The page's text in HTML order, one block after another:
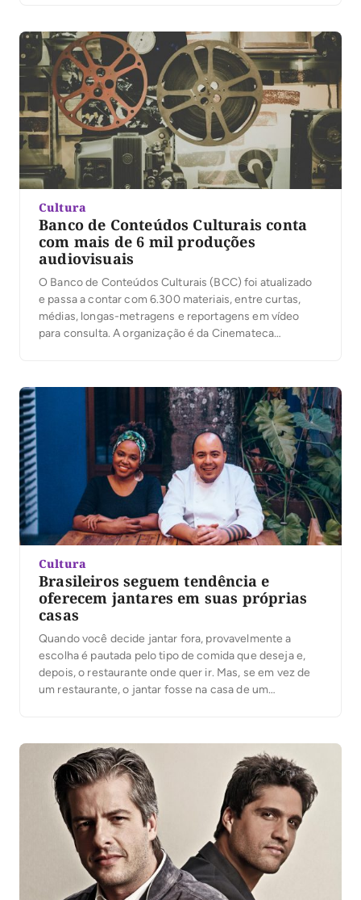
Branco. O evento acontecerá de 05 a […]
Cultura
Banco de Conteúdos Culturais conta
com mais de 6 mil produções
audiovisuais
O Banco de Conteúdos Culturais (BCC) foi atualizado
e passa a contar com 6.300 materiais, entre curtas,
médias, longas-metragens e reportagens em vídeo
para consulta. A organização é da Cinemateca
No acervo também há mais de 10 cartazes de filmes
nacionais e estrangeiros, pouco mais de 53 mil
Cultura
Brasileiros seguem tendência e
oferecem jantares em suas próprias
casas
Quando você decide jantar fora, provavelmente a
escolha é pautada pelo tipo de comida que deseja e,
depois, o restaurante onde quer ir. Mas, se em vez de
um restaurante, o jantar fosse na casa de um
antes […]